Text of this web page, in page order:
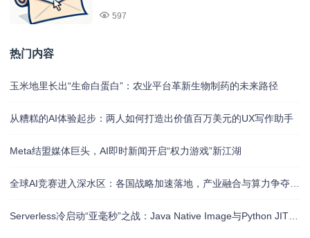
597
热门内容
玉米地里长出“生命白蛋白”：农业平台革新生物制药的未来路径
从糟糕的AI体验起步：两人如何打造出价值百万美元的UX写作助手
Meta结盟媒体巨头，AI即时新闻开启“权力游戏”新江湖